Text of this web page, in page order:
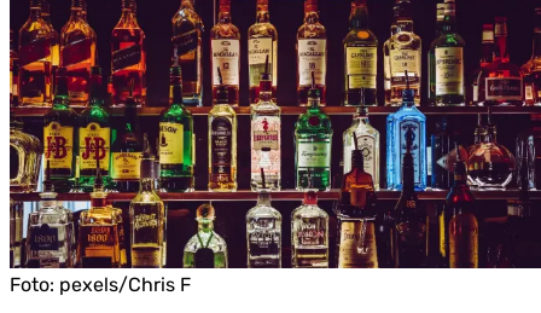
Foto: pexels/Chris F